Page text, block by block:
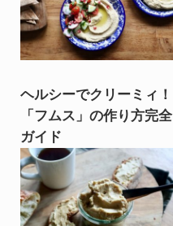
ヘルシーでクリーミィ！
「フムス」の作り方完全
ガイド